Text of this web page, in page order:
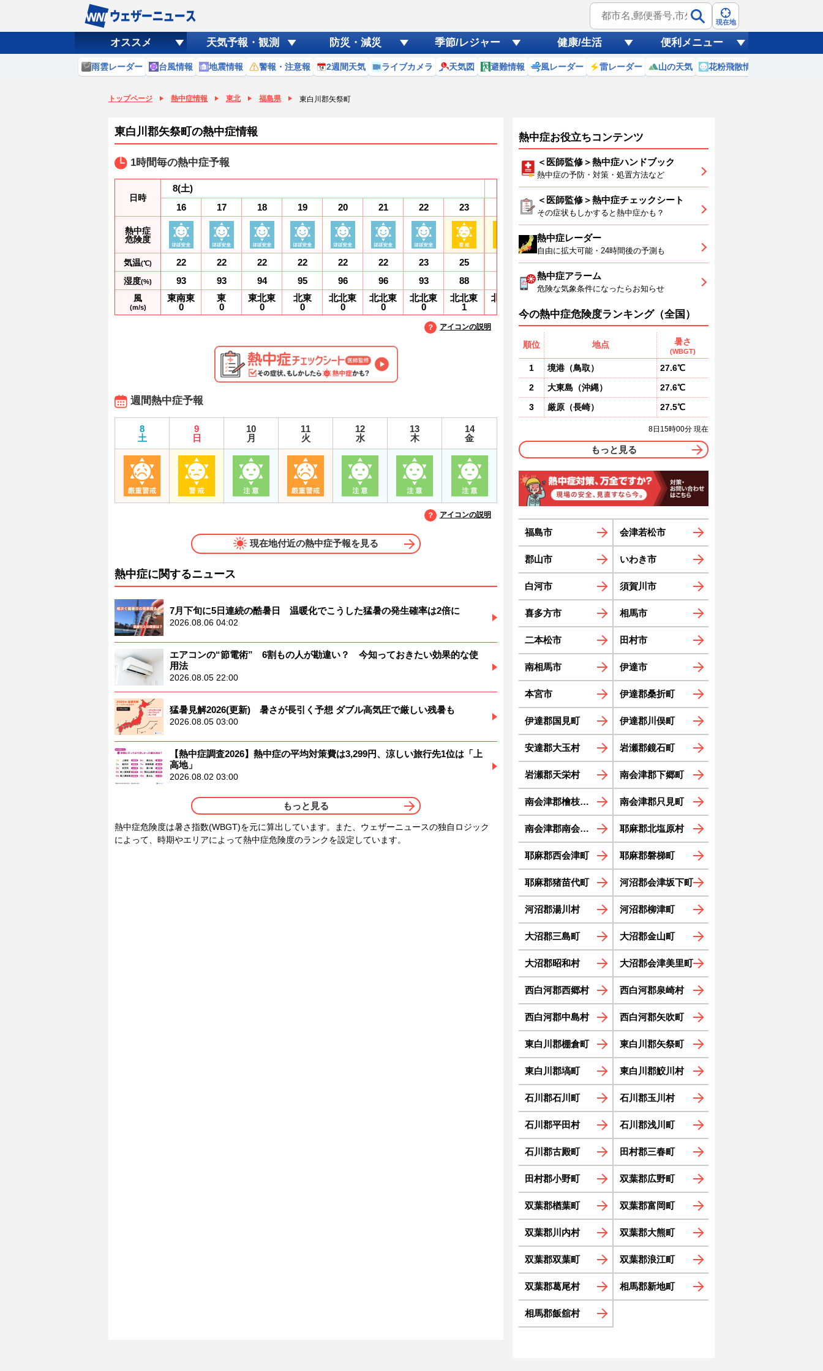
現在地
オススメ 天気予報・観測 防災・減災 季節/レジャー 健康/生活 便利メニュー
雨雲レーダー 台風情報 地震情報 警報・注意報 2週間天気 ライブカメラ 天気図 避難情報 風レーダー 雷レーダー 山の天気 花粉飛散情報
トップページ 熱中症情報 東北 福島県 東白川郡矢祭町
東白川郡矢祭町の熱中症情報
1時間毎の熱中症予報
日時
熱中症
危険度
気温(℃)
湿度(%)
風
(m/s)
8(土)
16
22
93
東南東
0
17
22
93
東
0
18
22
94
東北東
0
19
22
95
北東
0
20
22
96
北北東
0
21
22
96
北北東
0
22
23
93
北北東
0
23
25
88
北北東
1
北北東
1
28
76
1
29
74
1
3
30
30
2
5
29
82
アイコンの説明
週間熱中症予報
8
土
9
日
10
月
11
火
12
水
13
木
14
金
アイコンの説明
現在地付近の熱中症予報を見る
熱中症に関するニュース
7月下旬に5日連続の酷暑日 温暖化でこうした猛暑の発生確率は2倍に
2026.08.06 04:02
エアコンの“節電術” 6割もの人が勘違い？ 今知っておきたい効果的な使
用法
2026.08.05 22:00
猛暑見解2026(更新) 暑さが長引く予想 ダブル高気圧で厳しい残暑も
2026.08.05 03:00
【熱中症調査2026】熱中症の平均対策費は3,299円、涼しい旅行先1位は「上
高地」
2026.08.02 03:00
もっと見る
熱中症危険度は暑さ指数(WBGT)を元に算出しています。また、ウェザーニュースの独自ロジック
によって、時期やエリアによって熱中症危険度のランクを設定しています。
熱中症お役立ちコンテンツ
＜医師監修＞熱中症ハンドブック
熱中症の予防・対策・処置方法など
＜医師監修＞熱中症チェックシート
その症状もしかすると熱中症かも？
熱中症レーダー
自由に拡大可能・24時間後の予測も
熱中症アラーム
危険な気象条件になったらお知らせ
今の熱中症危険度ランキング（全国）
順位 地点 暑さ
(WBGT)
1 境港 （鳥取）
27.6℃
2
大東島 （沖縄）
27.6℃
3
厳原 （長崎） 27.5℃
8日15時00分 現在
もっと見る
福島市 会津若松市
郡山市 いわき市
白河市 須賀川市
喜多方市 相馬市
二本松市 田村市
南相馬市 伊達市
本宮市 伊達郡桑折町
伊達郡国見町 伊達郡川俣町
安達郡大玉村 岩瀬郡鏡石町
岩瀬郡天栄村 南会津郡下郷町
南会津郡檜枝岐村 南会津郡只見町
南会津郡南会津町 耶麻郡北塩原村
耶麻郡西会津町 耶麻郡磐梯町
耶麻郡猪苗代町 河沼郡会津坂下町
河沼郡湯川村 河沼郡柳津町
大沼郡三島町 大沼郡金山町
大沼郡昭和村 大沼郡会津美里町
西白河郡西郷村 西白河郡泉崎村
西白河郡中島村 西白河郡矢吹町
東白川郡棚倉町 東白川郡矢祭町
東白川郡塙町 東白川郡鮫川村
石川郡石川町 石川郡玉川村
石川郡平田村 石川郡浅川町
石川郡古殿町 田村郡三春町
田村郡小野町 双葉郡広野町
双葉郡楢葉町 双葉郡富岡町
双葉郡川内村 双葉郡大熊町
双葉郡双葉町 双葉郡浪江町
双葉郡葛尾村 相馬郡新地町
相馬郡飯舘村